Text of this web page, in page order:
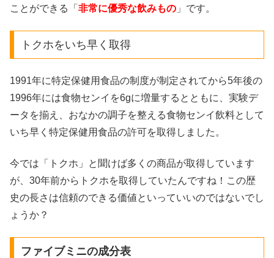
ことができる「 非常に優秀な飲みもの 」です。
トクホをいち早く取得
1991年に特定保健用食品の制度が制定されてから5年後の
1996年には食物センイを6gに増量するとともに、実験デ
ータを揃え、おなかの調子を整える食物センイ飲料として
いち早く特定保健用食品の許可を取得しました。
今では「トクホ」と聞けば多くの商品が取得しています
が、30年前からトクホを取得していたんですね！この歴
史の長さは信頼のできる価値といっていいのではないでし
ょうか？
ファイブミニの成分表